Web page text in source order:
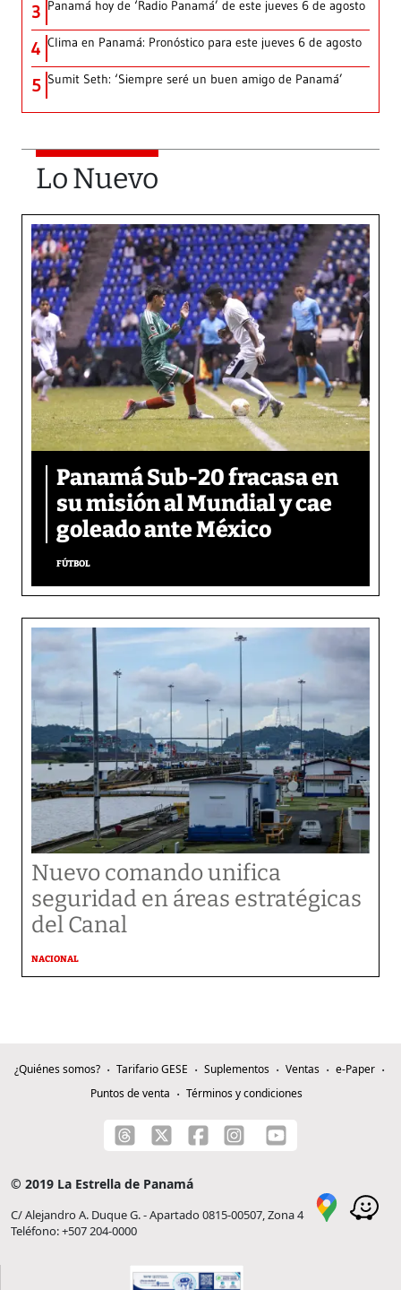
3 Panamá hoy de ‘Radio Panamá’ de este jueves 6 de agosto
4 Clima en Panamá: Pronóstico para este jueves 6 de agosto
5 Sumit Seth: ‘Siempre seré un buen amigo de Panamá’
Lo Nuevo
Panamá Sub-20 fracasa en
su misión al Mundial y cae
goleado ante México
FÚTBOL
Nuevo comando unifica
seguridad en áreas estratégicas
del Canal
NACIONAL
¿Quiénes somos? Tarifario GESE Suplementos Ventas
e-Paper
Puntos de venta
Términos y condiciones
© 2019 La Estrella de Panamá
C/ Alejandro A. Duque G. - Apartado 0815-00507, Zona 4
Teléfono: +507 204-0000